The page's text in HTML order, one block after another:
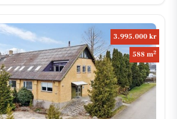
3.995.000 kr
588 m2